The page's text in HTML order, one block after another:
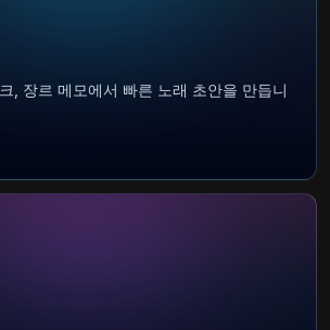
, 장르 메모에서 빠른 노래 초안을 만듭니